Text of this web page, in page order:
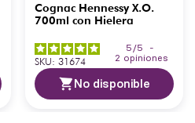
Cognac Hennessy X.O.
700ml con Hielera
5 /5
-
2 opiniones
SKU: 31674
No disponible